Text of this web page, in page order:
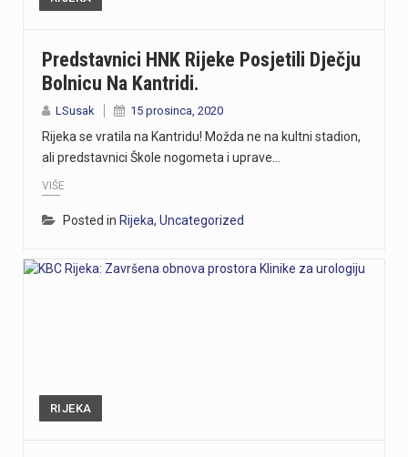
Predstavnici HNK Rijeke Posjetili Dječju
Bolnicu Na Kantridi.
LSusak 15 prosinca, 2020
Rijeka se vratila na Kantridu! Možda ne na kultni stadion,
ali predstavnici Škole nogometa i uprave…
VIŠE
Posted in Rijeka, Uncategorized
RIJEKA